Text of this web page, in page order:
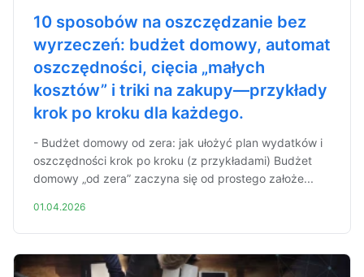
10 sposobów na oszczędzanie bez
wyrzeczeń: budżet domowy, automat
oszczędności, cięcia „małych
kosztów” i triki na zakupy—przykłady
krok po kroku dla każdego.
- Budżet domowy od zera: jak ułożyć plan wydatków i
oszczędności krok po kroku (z przykładami) Budżet
domowy „od zera” zaczyna się od prostego założe...
01.04.2026